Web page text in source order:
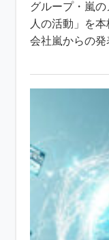
グループ・嵐
人の活動」を
会社嵐からの